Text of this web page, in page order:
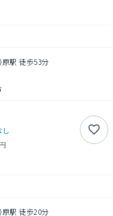
駅 徒歩53分
し
駅 徒歩20分